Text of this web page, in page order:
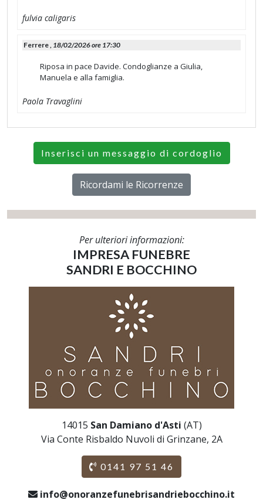
fulvia caligaris
Ferrere , 18/02/2026 ore 17:30
Riposa in pace Davide. Condoglianze a Giulia,
Manuela e alla famiglia.
Paola Travaglini
Inserisci un messaggio di cordoglio
Ricordami le Ricorrenze
Per ulteriori informazioni:
IMPRESA FUNEBRE
SANDRI E BOCCHINO
14015 San Damiano d'Asti (AT)
Via Conte Risbaldo Nuvoli di Grinzane, 2A
0141 97 51 46
info@onoranzefunebrisandriebocchino.it